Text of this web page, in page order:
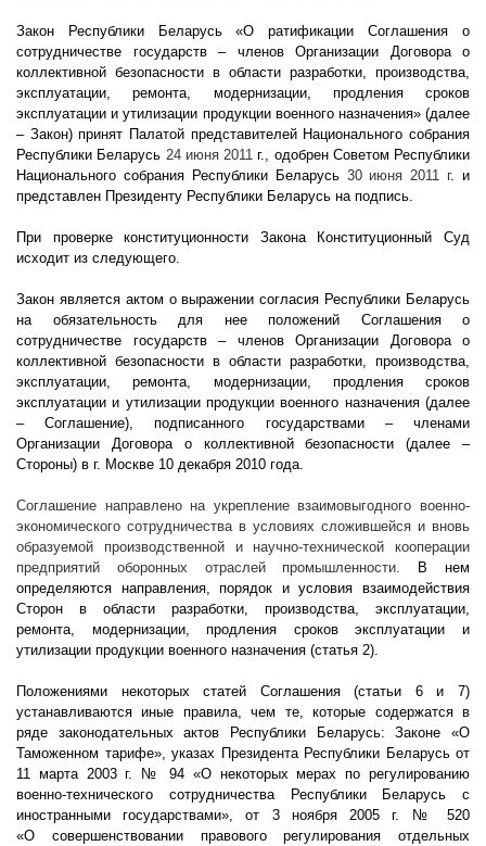
Закон Республики Беларусь «О ратификации Соглашения о
сотрудничестве государств – членов Организации Договора о
коллективной безопасности в области разработки, производства,
эксплуатации, ремонта, модернизации, продления сроков
эксплуатации и утилизации продукции военного назначения» (далее
– Закон) принят Палатой представителей Национального собрания
Республики Беларусь 24 июня 2011 г., одобрен Советом Республики
Национального собрания Республики Беларусь 30 июня2011 г. и
представлен Президенту Республики Беларусь на подпись.
При проверке конституционности Закона Конституционный Суд
исходит из следующего.
Закон является актом о выражении согласия Республики Беларусь
на обязательность для нее положений Соглашения о
сотрудничестве государств – членов Организации Договора о
коллективной безопасности в области разработки, производства,
эксплуатации, ремонта, модернизации, продления сроков
эксплуатации и утилизации продукции военного назначения (далее
– Соглашение), подписанного государствами – членами
Организации Договора о коллективной безопасности (далее –
Стороны) в г. Москве 10 декабря 2010 года.
Соглашение направлено на укрепление взаимовыгодного военно-
экономического сотрудничества в условиях сложившейся и вновь
образуемой производственной и научно-технической кооперации
предприятий оборонных отраслей промышленности.
В нем
определяются направления, порядок и условия взаимодействия
Сторон в области разработки, производства, эксплуатации,
ремонта, модернизации, продления сроков эксплуатации и
утилизации продукции военного назначения (статья 2).
Положениями некоторых статей Соглашения (статьи 6 и 7)
устанавливаются иные правила, чем те, которые содержатся в
ряде законодательных актов Республики Беларусь: Законе «О
Таможенном тарифе», указах Президента Республики Беларусь от
11 марта 2003 г. № 94 «О некоторых мерах по регулированию
военно-технического сотрудничества Республики Беларусь с
иностранными государствами», от 3 ноября2005 г. № 520
«О совершенствовании правового регулирования отдельных